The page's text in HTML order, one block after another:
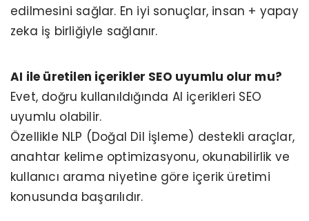
edilmesini sağlar. En iyi sonuçlar, insan + yapay
zeka iş birliğiyle sağlanır.
AI ile üretilen içerikler SEO uyumlu olur mu?
Evet, doğru kullanıldığında AI içerikleri SEO
uyumlu olabilir.
Özellikle NLP (Doğal Dil İşleme) destekli araçlar,
anahtar kelime optimizasyonu, okunabilirlik ve
kullanıcı arama niyetine göre içerik üretimi
konusunda başarılıdır.